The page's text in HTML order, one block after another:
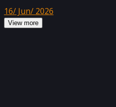
16/ Jun/ 2026
View more